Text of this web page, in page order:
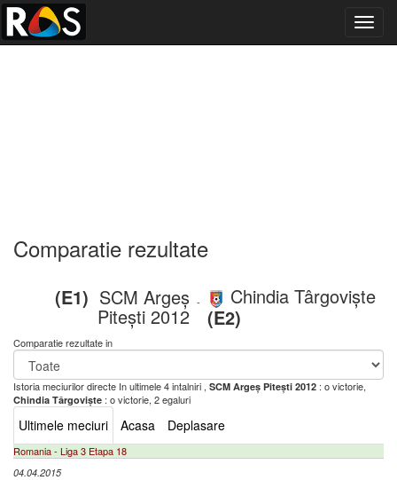
Comparatie rezultate
(E1) SCM Argeș
Pitești 2012
-
Chindia Târgoviște
(E2)
Comparatie rezultate in
Istoria meciurilor directe In ultimele 4 intalniri , SCM Argeș Pitești 2012 : o victorie,
Chindia Târgoviște : o victorie, 2 egaluri
Ultimele meciuri Acasa Deplasare
Romania - Liga 3 Etapa 18
04.04.2015